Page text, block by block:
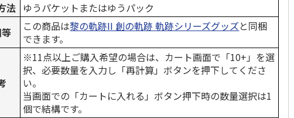
法 ゆうパケットまたはゆうパック
この商品は黎の軌跡II 創の軌跡 軌跡シリーズグッズと同梱
できます。
※11点以上ご購入希望の場合は、カート画面で「10+」を選
択、必要数量を入力し「再計算」ボタンを押下してくださ
い。
当画面での「カートに入れる」ボタン押下時の数量選択は1
個で結構です。